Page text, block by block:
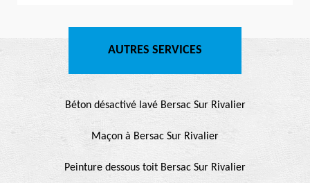
AUTRES SERVICES
Béton désactivé lavé Bersac Sur Rivalier
Maçon à Bersac Sur Rivalier
Peinture dessous toit Bersac Sur Rivalier